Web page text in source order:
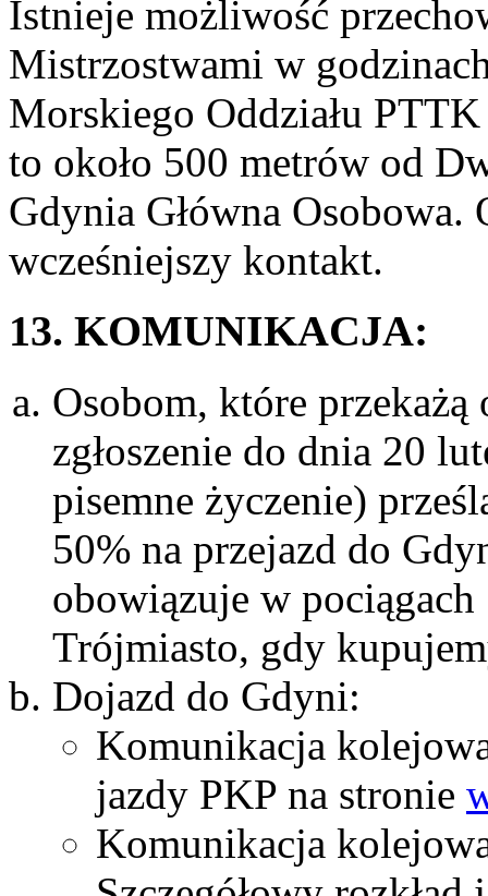
Istnieje możliwość
Mistrzostwami w
Morskiego Oddziału
to około 500 metrów od
Gdynia Główna Osobowa.
wcześniejszy kontakt.
13. KOMUNIKACJA:
Osobom, które przekażą
zgłoszenie do dnia 20
pisemne życzenie)
50% na przejazd do
obowiązuje w
Trójmiasto, gdy
Dojazd do Gdyni:
Komunikacja
jazdy PKP na stronie
Komunikacja